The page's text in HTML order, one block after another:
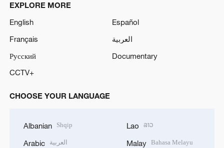
EXPLORE MORE
English
Español
Français
العربية
Русский
Documentary
CCTV+
CHOOSE YOUR LANGUAGE
Albanian Shqip
Arabic العربية
Lao ລາວ
Malay Bahasa Melayu